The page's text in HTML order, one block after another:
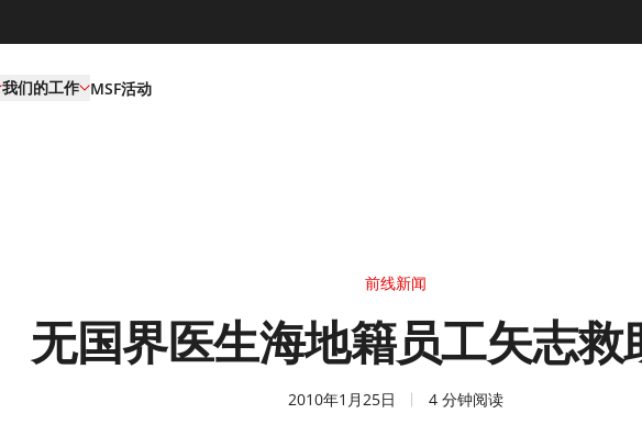
我们的工作 MSF活动
前线新闻
无国界医生海地籍员工矢志救
2010年1月25日 4 分钟阅读